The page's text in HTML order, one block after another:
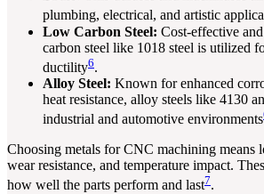
plumbing, electrical, and artistic
Low Carbon Steel: Cost-effective
carbon steel like 1018 steel is utilized
ductility6.
Alloy Steel: Known for enhanced
heat resistance, alloy steels like 4130
industrial and automotive environments
Choosing metals for CNC machining means
wear resistance, and temperature impact.
how well the parts perform and last7.